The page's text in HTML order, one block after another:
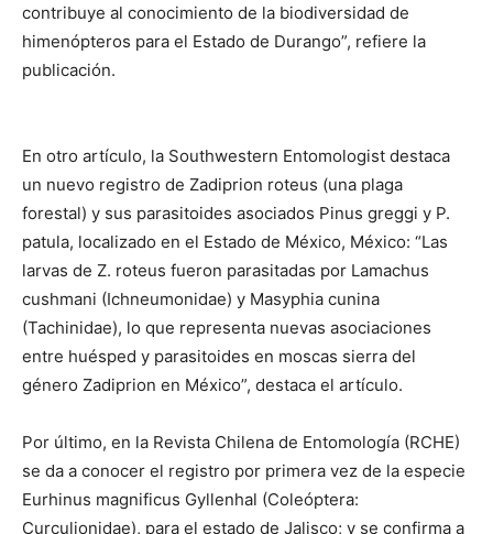
contribuye al conocimiento de la biodiversidad de
himenópteros para el Estado de Durango”, refiere la
publicación.
En otro artículo, la Southwestern Entomologist destaca
un nuevo registro de Zadiprion roteus (una plaga
forestal) y sus parasitoides asociados Pinus greggi y P.
patula, localizado en el Estado de México, México: “Las
larvas de Z. roteus fueron parasitadas por Lamachus
cushmani (Ichneumonidae) y Masyphia cunina
(Tachinidae), lo que representa nuevas asociaciones
entre huésped y parasitoides en moscas sierra del
género Zadiprion en México”, destaca el artículo.
Por último, en la Revista Chilena de Entomología (RCHE)
se da a conocer el registro por primera vez de la especie
Eurhinus magnificus Gyllenhal (Coleóptera:
Curculionidae), para el estado de Jalisco; y se confirma a